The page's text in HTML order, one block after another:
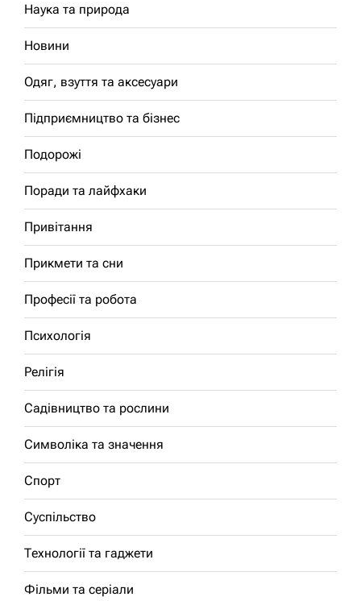
Наука та природа
Новини
Одяг, взуття та аксесуари
Підприємництво та бізнес
Подорожі
Поради та лайфхаки
Привітання
Прикмети та сни
Професії та робота
Психологія
Релігія
Садівництво та рослини
Символіка та значення
Спорт
Суспільство
Технології та гаджети
Фільми та серіали